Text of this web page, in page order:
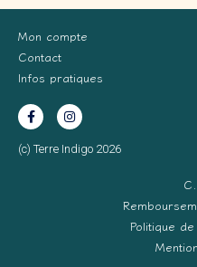
Mon compte
Contact
Infos pratiques
(c) Terre Indigo 2026
Politique